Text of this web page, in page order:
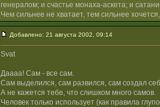
генералом; и счастье монаха-аскета; и
Чем сильнее не хватает, тем сильнее
Добавлено: 21 августа 2002, 09:14
Svat
Даааа! Сам - все сам.
Сам выделился, сам развился, сам создал
А не кажется тебе, что слишком много самов.
Человек только использует (как правила